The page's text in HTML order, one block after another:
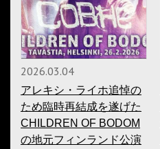
2026.03.04
アレキシ・ライホ追悼の
ため臨時再結成を遂げた
CHILDREN OF BODOM
の地元フィンランド公演